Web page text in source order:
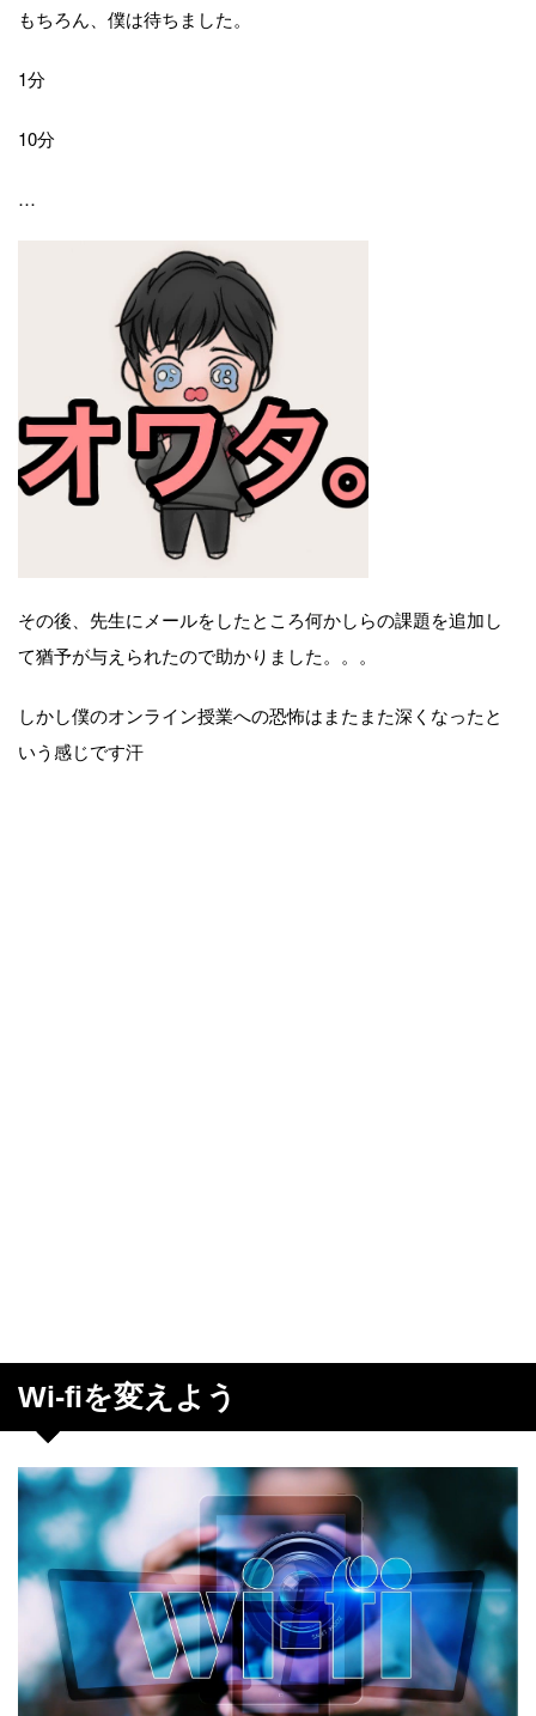
もちろん、僕は待ちました。
1分
10分
…
その後、先生にメールをしたところ何かしらの課題を追加し
て猶予が与えられたので助かりました。。。
しかし僕のオンライン授業への恐怖はまたまた深くなったと
いう感じです汗
Wi-fiを変えよう